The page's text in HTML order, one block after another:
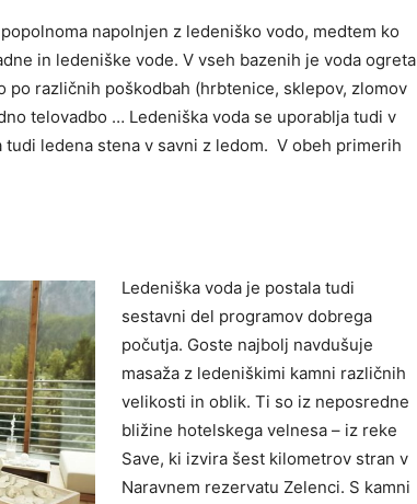
napolnjen z ledeniško vodo, medtem ko
in ledeniške vode. V vseh bazenih je voda ogreta
različnih poškodbah (hrbtenice, sklepov, zlomov
telovadbo … Ledeniška voda se uporablja tudi v
ledena stena v savni z ledom. V obeh primerih
Ledeniška voda je postala tudi
sestavni del programov dobrega
počutja. Goste najbolj navdušuje
masaža z ledeniškimi kamni različnih
velikosti in oblik. Ti so iz neposredne
bližine hotelskega velnesa – iz reke
Save, ki izvira šest kilometrov stran v
Naravnem rezervatu Zelenci. S kamni